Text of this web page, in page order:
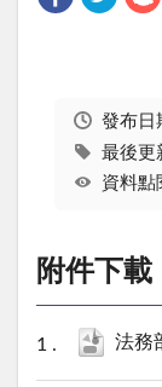
發布日
最後更
資料點
附件下載
法務部及